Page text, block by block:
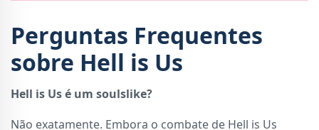
Perguntas Frequentes
sobre Hell is Us
Hell is Us é um soulslike?
Não exatamente. Embora o combate de Hell is Us